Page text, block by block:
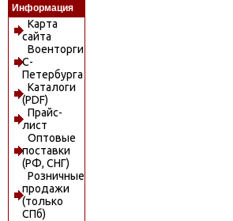
Информация
Карта
сайта
Военторги
С-
Петербурга
Каталоги
(PDF)
Прайс-
лист
Оптовые
поставки
(РФ, СНГ)
Розничные
продажи
(только
СПб)